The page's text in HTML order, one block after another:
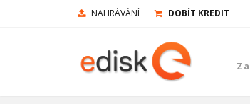
NAHRÁVÁNÍ DOBÍT KREDIT